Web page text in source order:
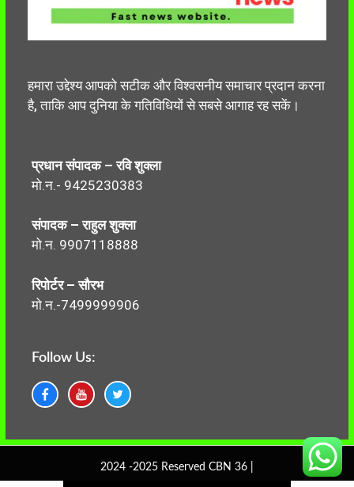
हमारा उद्देश्य आपको सटीक और विश्वसनीय समाचार प्रदान करना
है, ताकि आप दुनिया के गतिविधियों से सबसे आगाह रह सकें।
प्रधान संपादक – रवि शुक्ला
मो.न.- 9425230383
संपादक – राहुल शुक्ला
मो.न. 9907118888
रिपोर्टर – सौरभ
मो.न.-7499999906
Follow Us:
2024 -2025 Reserved CBN 36 |